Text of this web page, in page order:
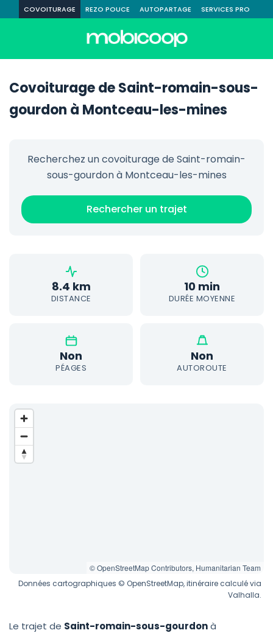
COVOITURAGE REZO POUCE AUTOPARTAGE SERVICES PRO
Covoiturage de Saint-romain-sous-
gourdon à Montceau-les-mines
Recherchez un covoiturage de Saint-romain-
sous-gourdon à Montceau-les-mines
Rechercher un trajet
8.4 km
DISTANCE
10 min
DURÉE MOYENNE
Non
PÉAGES
Non
AUTOROUTE
© OpenStreetMap Contributors, Humanitarian Team
Données cartographiques © OpenStreetMap, itinéraire calculé via
Valhalla.
Le trajet de Saint-romain-sous-gourdonà